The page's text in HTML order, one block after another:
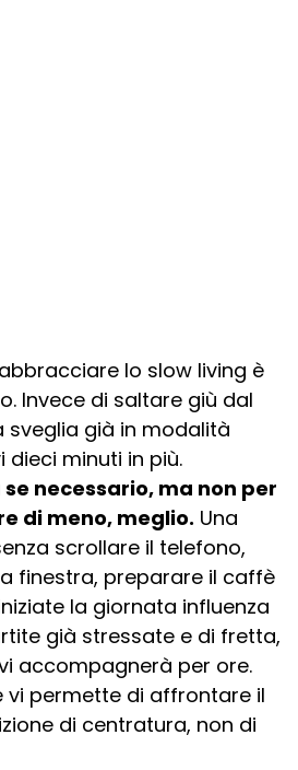
lo slow living è
Invece di saltare giù dal
sveglia già in modalità
minuti in più.
necessario, ma non per
di meno, meglio. Una
scrollare il telefono,
finestra, preparare il caffè
la giornata influenza
già stressate e di fretta,
accompagnerà per ore.
vi permette di affrontare il
di centratura, non di